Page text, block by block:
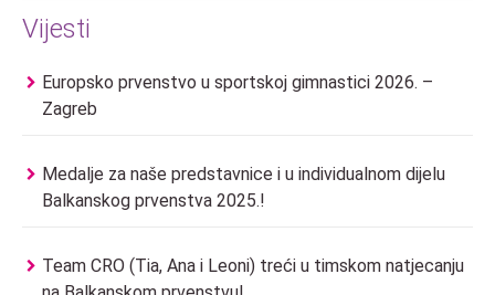
Vijesti
Europsko prvenstvo u sportskoj gimnastici 2026. –
Zagreb
Medalje za naše predstavnice i u individualnom dijelu
Balkanskog prvenstva 2025.!
Team CRO (Tia, Ana i Leoni) treći u timskom natjecanju